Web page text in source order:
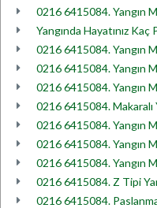
0216 6415084. Yangın
Yangında Hayatınız Kaç
0216 6415084. Yangın
0216 6415084. Yangın
0216 6415084. Yangın
0216 6415084. Makaralı
0216 6415084. Yangın
0216 6415084. Yangın
0216 6415084. Yangın
0216 6415084. Z Tipi
0216 6415084.